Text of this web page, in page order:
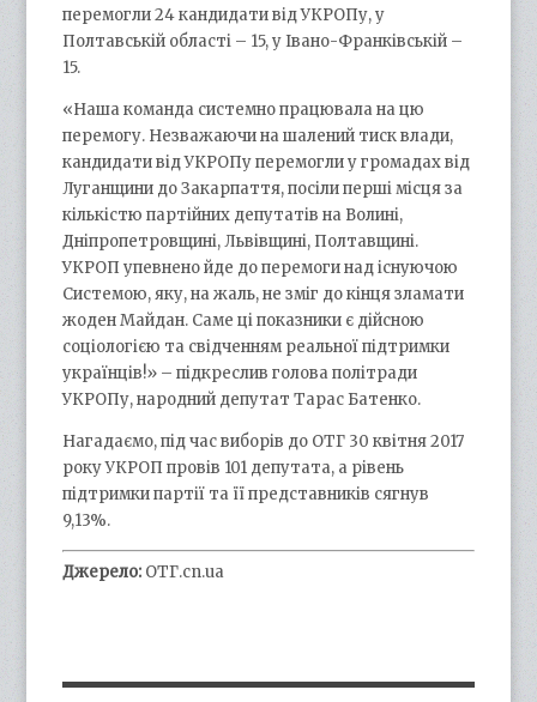
перемогли 24 кандидати від УКРОПу, у
Полтавській області – 15, у Івано-Франківській –
15.
«Наша команда системно працювала на цю
перемогу. Незважаючи на шалений тиск влади,
кандидати від УКРОПу перемогли у громадах від
Луганщини до Закарпаття, посіли перші місця за
кількістю партійних депутатів на Волині,
Дніпропетровщині, Львівщині, Полтавщині.
УКРОП упевнено йде до перемоги над існуючою
Системою, яку, на жаль, не зміг до кінця зламати
жоден Майдан. Саме ці показники є дійсною
соціологією та свідченням реальної підтримки
українців!» – підкреслив голова політради
УКРОПу, народний депутат Тарас Батенко.
Нагадаємо, під час виборів до ОТГ 30 квітня 2017
року УКРОП провів 101 депутата, а рівень
підтримки партії та її представників сягнув
9,13%.
Джерело: ОТГ.cn.ua